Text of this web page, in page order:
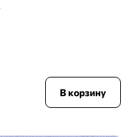
В корзину